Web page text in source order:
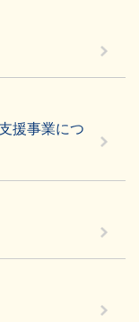
援事業につ